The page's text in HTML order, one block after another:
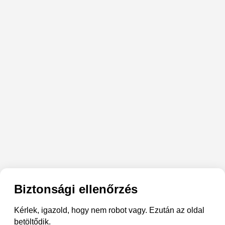
Biztonsági ellenőrzés
Kérlek, igazold, hogy nem robot vagy. Ezután az oldal
betöltődik.